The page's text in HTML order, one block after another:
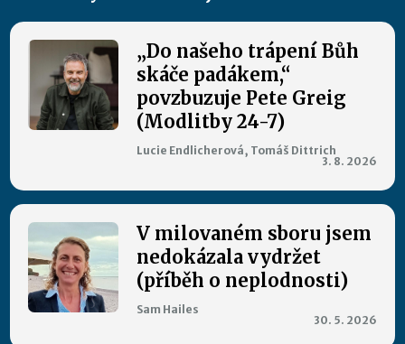
„Do našeho trápení Bůh
skáče padákem,“
povzbuzuje Pete Greig
(Modlitby 24-7)
Lucie Endlicherová, Tomáš Dittrich
3. 8. 2026
V milovaném sboru jsem
nedokázala vydržet
(příběh o neplodnosti)
Sam Hailes
30. 5. 2026